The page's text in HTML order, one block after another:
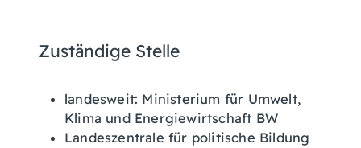
Zuständige Stelle
landesweit: Ministerium für Umwelt,
Klima und Energiewirtschaft BW
Landeszentrale für politische Bildung